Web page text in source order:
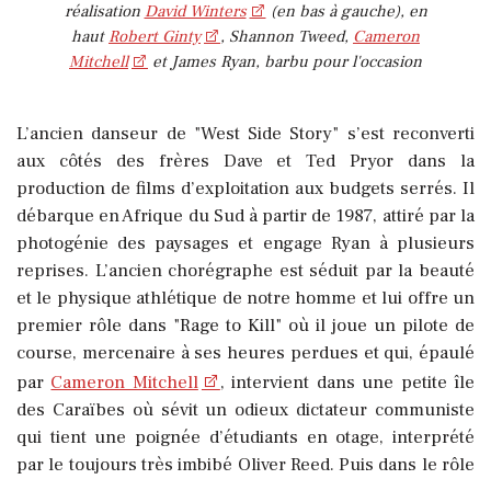
réalisation David Winters
(en bas à gauche), en
haut Robert Ginty , Shannon Tweed, Cameron
Mitchell
et James Ryan, barbu pour l'occasion
L’ancien danseur de "West Side Story" s’est reconverti
aux côtés des frères Dave et Ted Pryor dans la
production de films d’exploitation aux budgets serrés. Il
débarque en Afrique du Sud à partir de 1987, attiré par la
photogénie des paysages et engage Ryan à plusieurs
reprises. L’ancien chorégraphe est séduit par la beauté
et le physique athlétique de notre homme et lui offre un
premier rôle dans "Rage to Kill" où il joue un pilote de
course, mercenaire à ses heures perdues et qui, épaulé
par Cameron Mitchell
, intervient dans une petite île
des Caraïbes où sévit un odieux dictateur communiste
qui tient une poignée d’étudiants en otage, interprété
par le toujours très imbibé Oliver Reed. Puis dans le rôle